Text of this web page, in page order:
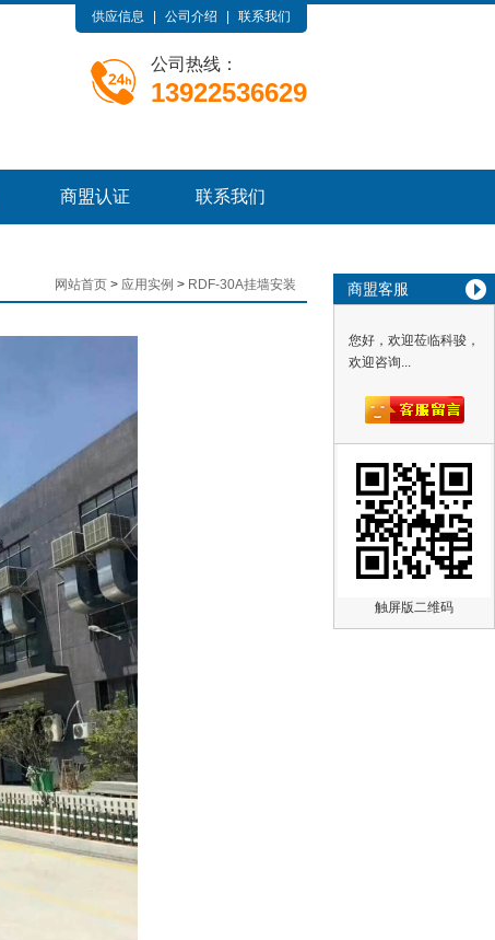
商盟客服
您好，欢迎莅临科骏，
欢迎咨询...
触屏版二维码
供应信息 公司介绍 联系我们
公司热线：
13922536629
商盟认证 联系我们
网站首页 > 应用实例 > RDF-30A挂墙安装